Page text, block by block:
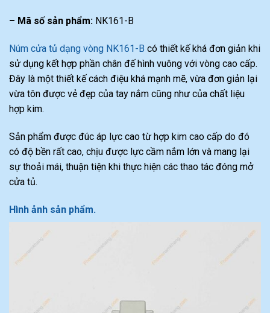
– Mã số sản phẩm: NK161-B
Núm cửa tủ dạng vòng NK161-B có thiết kế khá đơn giản khi
sử dụng kết hợp phần chân đế hình vuông với vòng cao cấp.
Đây là một thiết kế cách điệu khá mạnh mẽ, vừa đơn giản lại
vừa tôn được vẻ đẹp của tay nắm cũng như của chất liệu
hợp kim.
Sản phẩm được đúc áp lực cao từ hợp kim cao cấp do đó
có độ bền rất cao, chịu được lực cầm nắm lớn và mang lại
sự thoải mái, thuận tiện khi thực hiện các thao tác đóng mở
cửa tủ.
Hình ảnh sản phẩm.